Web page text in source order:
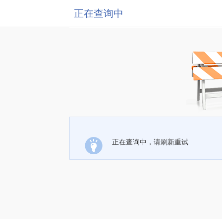
正在查询中
正在查询中，请刷新重试